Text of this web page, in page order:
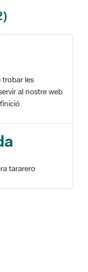
trobar les
al nostre web
tararero